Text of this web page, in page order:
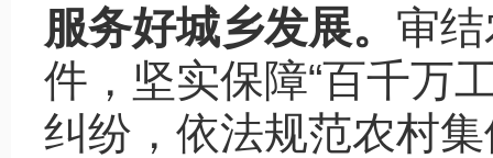
服务好城乡发展。 审
件，坚实保障“百千万
纠纷，依法规范农村